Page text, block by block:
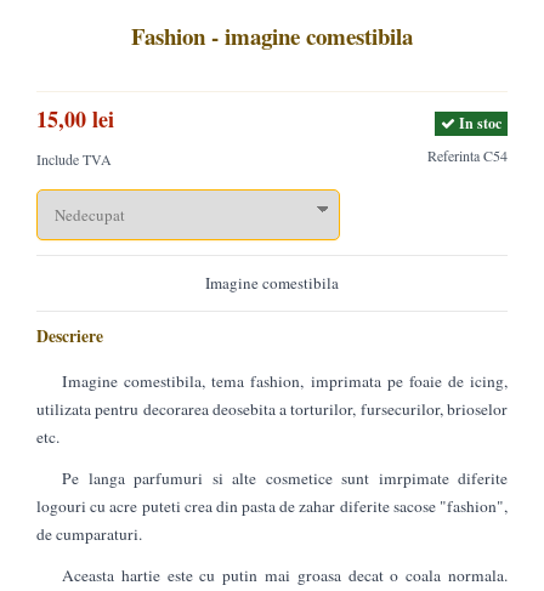
Fashion - imagine comestibila
ReferintaC54
In stoc
15,00 lei
Include TVA
Imagine comestibila
Descriere
Imagine comestibila, tema fashion, imprimata pe foaie de icing,
utilizata pentru decorarea deosebita a torturilor, fursecurilor, brioselor
etc.
Pe langa parfumuri si alte cosmetice sunt imrpimate diferite
logouri cu acre puteti crea din pasta de zahar diferite sacose "fashion",
de cumparaturi.
Aceasta hartie este cu putin mai groasa decat o coala normala.